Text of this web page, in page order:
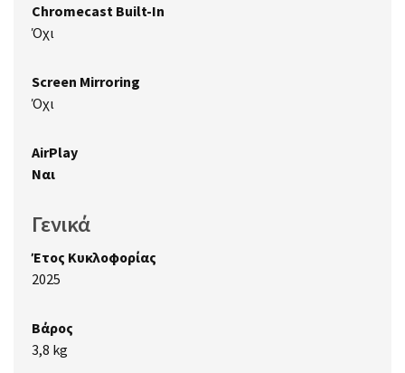
Chromecast Built-In
Όχι
Screen Mirroring
Όχι
AirPlay
Ναι
Γενικά
Έτος Κυκλοφορίας
2025
Βάρος
3,8 kg